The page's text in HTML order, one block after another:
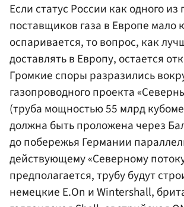
Если статус России как одного из
поставщиков газа в Европе мало
оспаривается, то вопрос, как
доставлять в Европу, остается
Громкие споры разразились
газопроводного проекта
(труба мощностью 55 млрд
должна быть проложена через
до побережья Германии
действующему «Северному
предполагается, трубу будут
немецкие E.On и Wintershall,